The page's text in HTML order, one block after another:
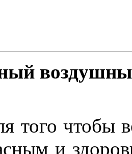
чтобы
и